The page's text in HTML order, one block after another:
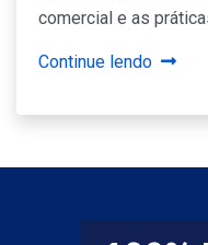
comercial e as
Continue lendo